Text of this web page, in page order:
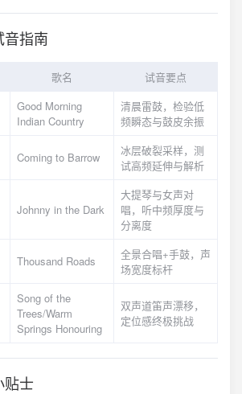
音指南
歌名 试音要点
Good Morning
Indian Country
清晨雷鼓，检验低
频瞬态与鼓皮余振
Coming to Barrow
冰层破裂采样，测
试高频延伸与解析
Johnny in the Dark
大提琴与女声对
唱，听中频厚度与
分离度
Thousand Roads
全景合唱+手鼓，声
场宽度标杆
Song of the
Trees/Warm
Springs Honouring
双声道笛声漂移，
定位感终极挑战
贴士